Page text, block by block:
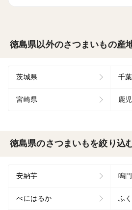
徳島県以外のさつまいもの産
茨城県 千
宮崎県 鹿
徳島県のさつまいもを絞り込
安納芋 鳴
べにはるか ふ